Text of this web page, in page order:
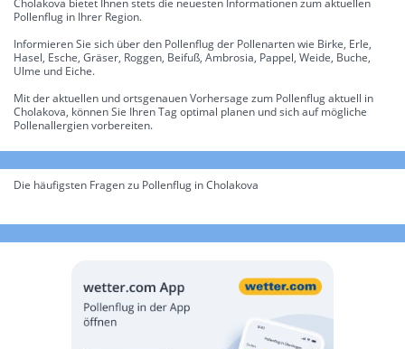
Pollenflug in Ihrer Region.
Informieren Sie sich über den Pollenflug der Pollenarten wie Birke, Erle,
Hasel, Esche, Gräser, Roggen, Beifuß, Ambrosia, Pappel, Weide, Buche,
Ulme und Eiche.
Mit der aktuellen und ortsgenauen Vorhersage zum Pollenflug aktuell in
Cholakova, können Sie Ihren Tag optimal planen und sich auf mögliche
Pollenallergien vorbereiten.
Die häufigsten Fragen zu Pollenflug in Cholakova